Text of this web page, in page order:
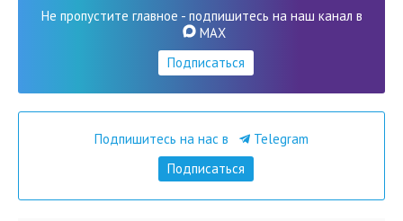
Не пропустите главное - подпишитесь на наш канал в
MAX
Подписаться
Подпишитесь на нас в
Telegram
Подписаться